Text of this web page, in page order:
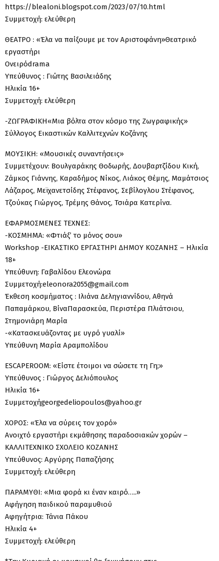
https://blealoni.blogspot.com/2023/07/10.html
Συμμετοχή: ελεύθερη
ΘΕΑΤΡΟ : «Έλα να παίξουμε με τον Αριστοφάνη»Θεατρικό
εργαστήρι
Ονειρόdrama
Υπεύθυνος : Γιώτης Βασιλειάδης
Ηλικία 16+
Συμμετοχή: ελεύθερη
-ΖΩΓΡΑΦΙΚΗ«Μια βόλτα στον κόσμο της Ζωγραφικής»
Σύλλογος Εικαστικών Καλλιτεχνών Κοζάνης
ΜΟΥΣΙΚΗ: «Μουσικές συναντήσεις»
Συμμετέχουν: Βουλγαράκης Θοδωρής, Δουβαρτζίδου Κική,
Ζάμκος Γιάννης, Καραδήμος Νίκος, Λιάκος Θέμης, Μαμάτσιος
Λάζαρος, Μεϊχανετσίδης Στέφανος, Σεβίλογλου Στέφανος,
Τζούκας Γιώργος, Τρέμης Θάνος, Τσιάρα Κατερίνα.
ΕΦΑΡΜΟΣΜΕΝΕΣ ΤΕΧΝΕΣ:
-ΚΟΣΜΗΜΑ: «Φτιάξ’ το μόνος σου»
Workshop -ΕΙΚΑΣΤΙΚΟ ΕΡΓΑΣΤΗΡΙ ΔΗΜΟΥ ΚΟΖΑΝΗΣ – Ηλικία
18+
Υπεύθυνη: Γαβαλίδου Ελεονώρα
Συμμετοχή:eleonora2055@gmail.com
Έκθεση κοσμήματος : Ιλιάνα Δεληγιαννίδου, Αθηνά
Παπαμάρκου, ΒίναΠαρασκεύα, Περιστέρα Πλιάτσιου,
Στημονιάρη Μαρία
-«Κατασκευάζοντας με υγρό γυαλί»
Υπεύθυνη Μαρία Αραμπολίδου
ESCAPEROOM: «Είστε έτοιμοι να σώσετε τη Γη;»
Υπεύθυνος : Γιώργος Δελιόπουλος
Ηλικία 16+
Συμμετοχήgeorgedeliopoulos@yahoo.gr
ΧΟΡΟΣ: «Έλα να σύρεις τον χορό»
Ανοιχτό εργαστήρι εκμάθησης παραδοσιακών χορών –
ΚΑΛΛΙΤΕΧΝΙΚΟ ΣΧΟΛΕΙΟ ΚΟΖΑΝΗΣ
Υπεύθυνος: Αργύρης Παπαζήσης
Συμμετοχή: ελεύθερη
ΠΑΡΑΜΥΘΙ: «Μια φορά κι έναν καιρό…..»
Αφήγηση παιδικού παραμυθιού
Αφηγήτρια: Τάνια Πάκου
Ηλικία 4+
Συμμετοχή: ελεύθερη